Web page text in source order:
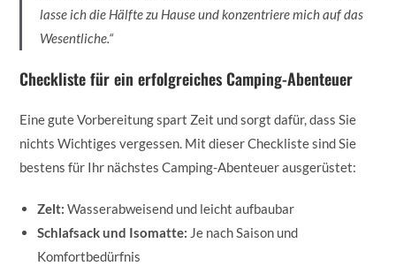
lasse ich die Hälfte zu Hause und konzentriere mich auf das
Wesentliche.“
Checkliste für ein erfolgreiches Camping-Abenteuer
Eine gute Vorbereitung spart Zeit und sorgt dafür, dass Sie
nichts Wichtiges vergessen. Mit dieser Checkliste sind Sie
bestens für Ihr nächstes Camping-Abenteuer ausgerüstet:
Zelt: Wasserabweisend und leicht aufbaubar
Schlafsack und Isomatte: Je nach Saison und
Komfortbedürfnis